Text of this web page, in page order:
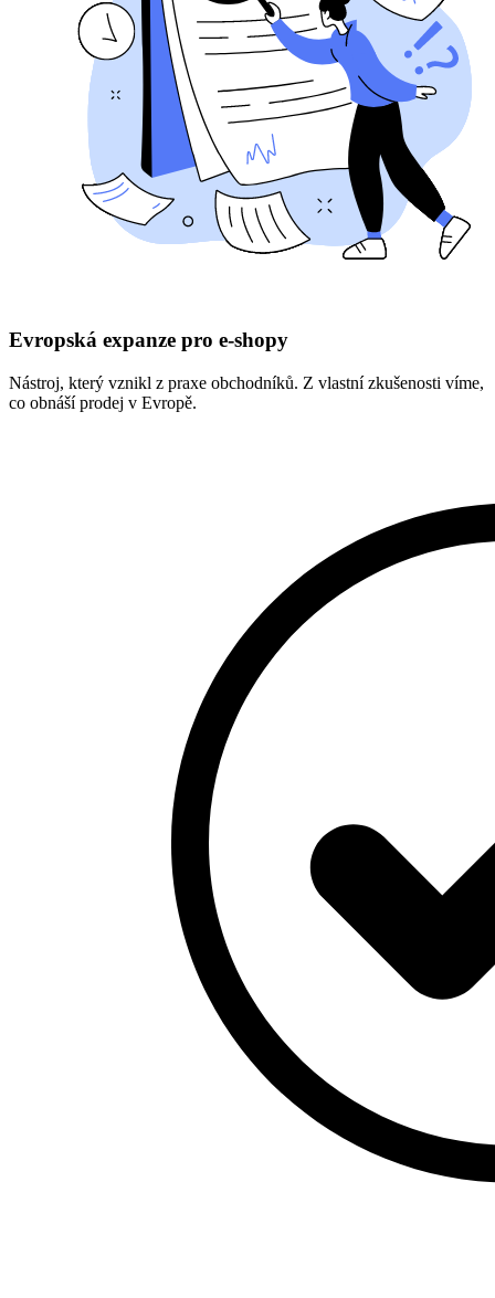
Evropská expanze pro e-shopy
Nástroj, který vznikl z praxe obchodníků. Z vlastní zkušenosti víme,
co obnáší prodej v Evropě.